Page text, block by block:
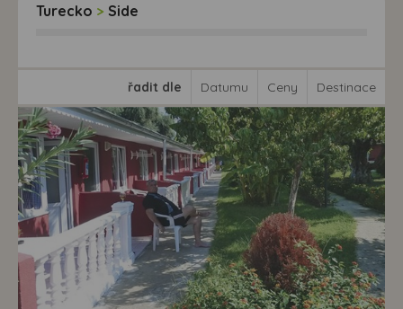
Turecko > Side
řadit dle Datumu Ceny Destinace